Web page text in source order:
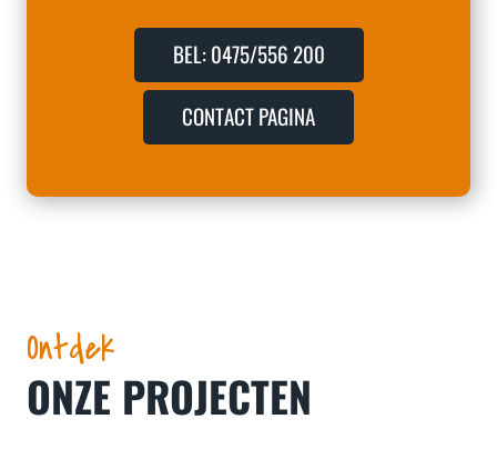
BEL: 0475/556 200
CONTACT PAGINA
Ontdek
ONZE PROJECTEN